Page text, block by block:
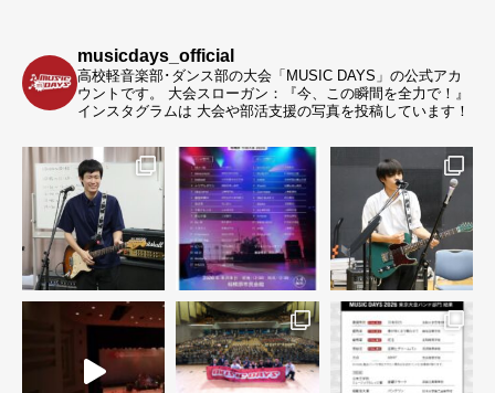
musicdays_official
高校軽音楽部･ダンス部の大会「MUSIC DAYS」の公式アカ
ウントです。
大会スローガン：『今、この瞬間を全力で！』
インスタグラムは 大会や部活支援の写真を投稿しています！